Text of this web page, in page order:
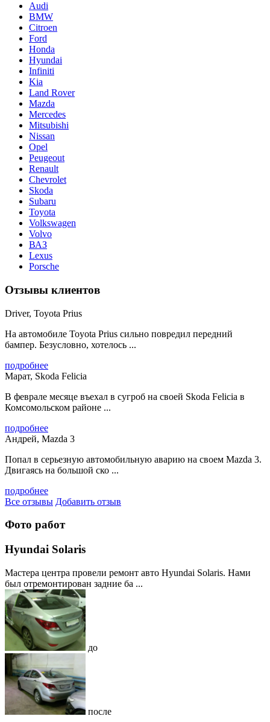
Audi
BMW
Citroen
Ford
Honda
Hyundai
Infiniti
Kia
Land Rover
Mazda
Mercedes
Mitsubishi
Nissan
Opel
Peugeout
Renault
Chevrolet
Skoda
Subaru
Toyota
Volkswagen
Volvo
ВАЗ
Lexus
Porsche
Отзывы клиентов
Driver, Toyota Prius
На автомобиле Toyota Prius сильно повредил передний
бампер. Безусловно, хотелось ...
подробнее
Марат, Skoda Felicia
В феврале месяце въехал в сугроб на своей Skoda Felicia в
Комсомольском районе ...
подробнее
Андрей, Mazda 3
Попал в серьезную автомобильную аварию на своем Mazda 3.
Двигаясь на большой ско ...
подробнее
Все отзывы Добавить отзыв
Фото работ
Hyundai Solaris
Мастера центра провели ремонт авто Hyundai Solaris. Нами
был отремонтирован задние ба ...
до
после